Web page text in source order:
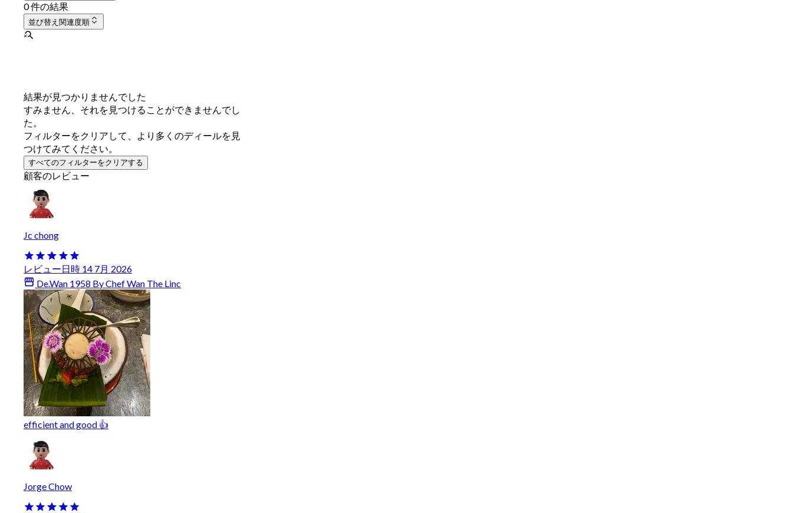
0 件の結果
並び替え 関連度順
結果が見つかりませんでした
すみません、それを見つけることができませんでし
た。
フィルターをクリアして、より多くのディールを見
つけてみてください。
すべてのフィルターをクリアする
顧客のレビュー
Jc chong
レビュー日時 14 7月 2026
De.Wan 1958 By Chef Wan The Linc
efficient and good 👍
Jorge Chow